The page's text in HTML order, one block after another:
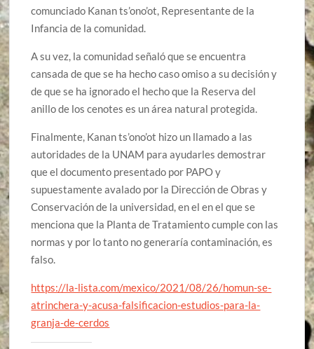
comunciado Kanan ts’ono’ot, Representante de la
Infancia de la comunidad.
A su vez, la comunidad señaló que se encuentra
cansada de que se ha hecho caso omiso a su decisión y
de que se ha ignorado el hecho que la Reserva del
anillo de los cenotes es un área natural protegida.
Finalmente, Kanan ts’ono’ot hizo un llamado a las
autoridades de la UNAM para ayudarles demostrar
que el documento presentado por PAPO y
supuestamente avalado por la Dirección de Obras y
Conservación de la universidad, en el en el que se
menciona que la Planta de Tratamiento cumple con las
normas y por lo tanto no generaría contaminación, es
falso.
https://la-lista.com/mexico/2021/08/26/homun-se-
atrinchera-y-acusa-falsificacion-estudios-para-la-
granja-de-cerdos